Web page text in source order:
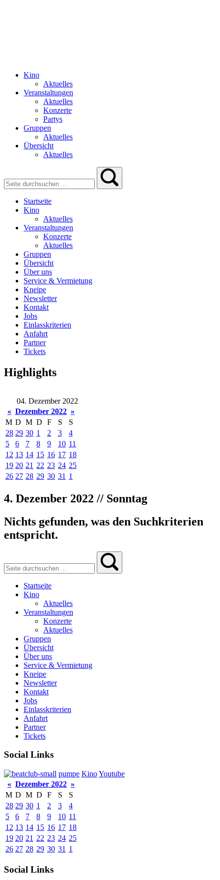
Kino
Aktuelles
Veranstaltungen
Aktuelles
Konzerte
Partys
Gruppen
Aktuelles
Übersicht
Aktuelles
Startseite
Kino
Aktuelles
Veranstaltungen
Konzerte
Aktuelles
Gruppen
Übersicht
Über uns
Service & Vermietung
Kneipe
Newsletter
Kontakt
Jobs
Einlasskriterien
Anfahrt
Partner
Tickets
Highlights
04. Dezember 2022
« Dezember 2022 »
M D M D F S
S
28 29 30 1 2 3
4
5
6 7 8 9 10 11
12 13 14 15 16 17 18
19 20 21 22 23 24 25
26 27 28 29 30 31 1
4. Dezember 2022 // Sonntag
Nichts gefunden, was den Suchkriterien
entspricht.
Startseite
Kino
Aktuelles
Veranstaltungen
Konzerte
Aktuelles
Gruppen
Übersicht
Über uns
Service & Vermietung
Kneipe
Newsletter
Kontakt
Jobs
Einlasskriterien
Anfahrt
Partner
Tickets
Social Links
pumpe KinoYoutube
« Dezember 2022 »
M D M D F S
S
28 29 30 1 2 3
4
5
6 7 8 9 10 11
12 13 14 15 16 17 18
19 20 21 22 23 24 25
26 27 28 29 30 31 1
Social Links